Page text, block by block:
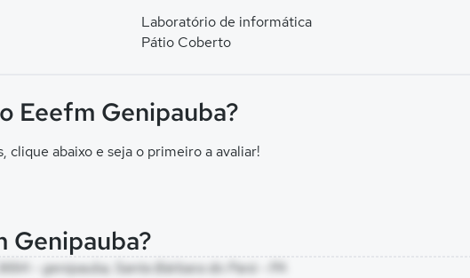
Laboratório de informática
Pátio Coberto
Eeefm Genipauba?
clique abaixo e seja o primeiro a avaliar!
Genipauba?
- genipauba, Santa Bárbara do Pará - PA